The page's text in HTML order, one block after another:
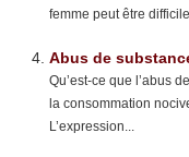
femme peut être
Abus de
Qu’est-ce que l’abus
la consommation
L’expression...